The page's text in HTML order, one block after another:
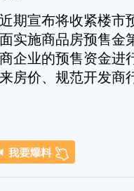
宣布将收紧楼市
实施商品房预售金
企业的预售资金进
房价、规范开发商